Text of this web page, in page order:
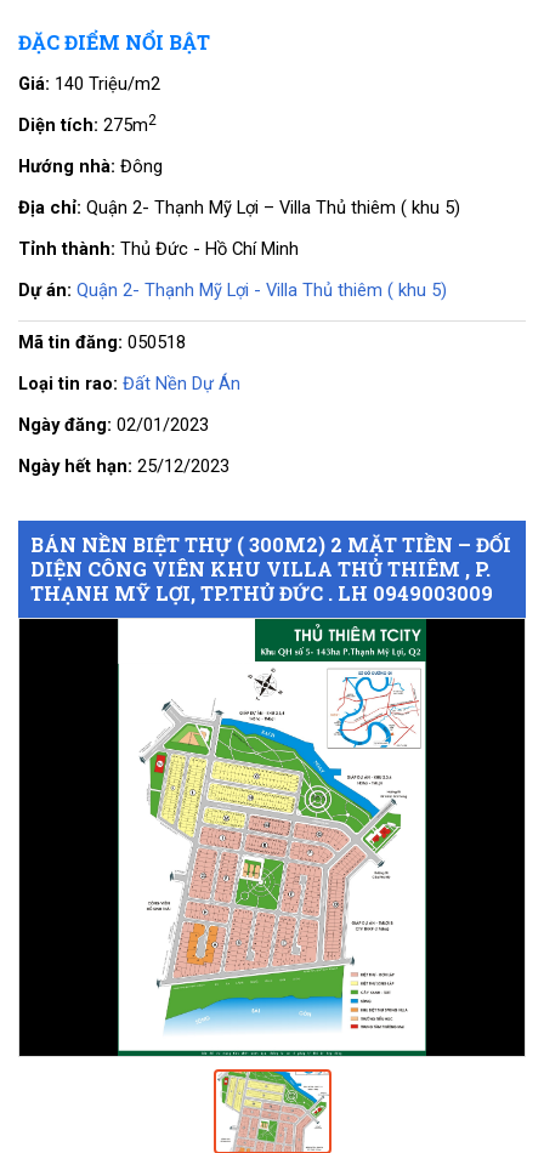
BÁN NỀN BIỆT THỰ ( 300M2) 2 MẶT TIỀN – ĐỐI
DIỆN CÔNG VIÊN KHU VILLA THỦ THIÊM , P.
THẠNH MỸ LỢI, TP.THỦ ĐỨC . LH 0949003009
ĐẶC ĐIỂM NỔI BẬT
Giá: 140 Triệu/m2
Diện tích: 275m2
Hướng nhà: Đông
Địa chỉ: Quận 2- Thạnh Mỹ Lợi – Villa Thủ thiêm ( khu 5)
Tỉnh thành: Thủ Đức - Hồ Chí Minh
Dự án: Quận 2- Thạnh Mỹ Lợi - Villa Thủ thiêm ( khu 5)
Mã tin đăng: 050518
Loại tin rao: Đất Nền Dự Án
Ngày đăng: 02/01/2023
Ngày hết hạn: 25/12/2023